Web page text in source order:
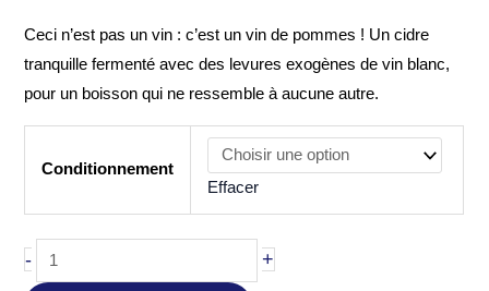
à
Ceci n’est pas un vin : c’est un vin de pommes ! Un cidre
tranquille fermenté avec des levures exogènes de vin blanc,
pour un boisson qui ne ressemble à aucune autre.
Conditionnement
Effacer
-
quantité
de
+